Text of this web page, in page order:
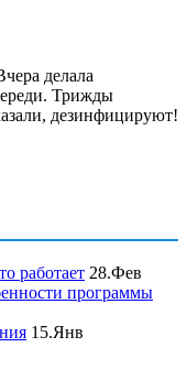
делала
Трижды
дезинфицируют!
работает 28.Фев
программы
15.Янв